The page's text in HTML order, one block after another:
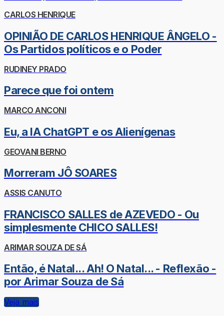
CARLOS HENRIQUE
OPINIÃO DE CARLOS HENRIQUE ÂNGELO -
Os Partidos políticos e o Poder
RUDINEY PRADO
Parece que foi ontem
MARCO ANCONI
Eu, a IA ChatGPT e os Alienígenas
GEOVANI BERNO
Morreram JÔ SOARES
ASSIS CANUTO
FRANCISCO SALLES de AZEVEDO - Ou
simplesmente CHICO SALLES!
ARIMAR SOUZA DE SÁ
Então, é Natal... Ah! O Natal... - Reflexão -
por Arimar Souza de Sá
Veja mais